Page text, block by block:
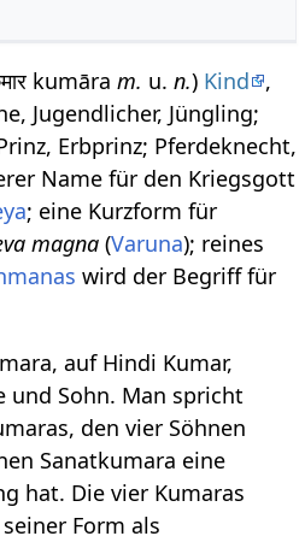
kumāram. u.n.) Kind
,
Jugendlicher, Jüngling;
Erbprinz; Pferdeknecht,
Name für den Kriegsgott
; eine Kurzform für
magna (Varuna); reines
wird der Begriff für
auf Hindi Kumar,
und Sohn. Man spricht
den vier Söhnen
Sanatkumara eine
hat. Die vier Kumaras
Form als